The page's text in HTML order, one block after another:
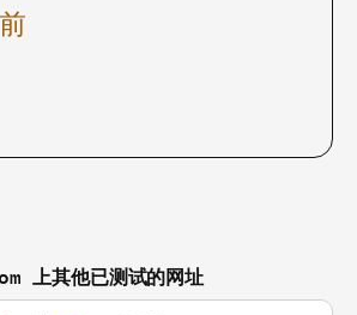
上其他已测试的网址